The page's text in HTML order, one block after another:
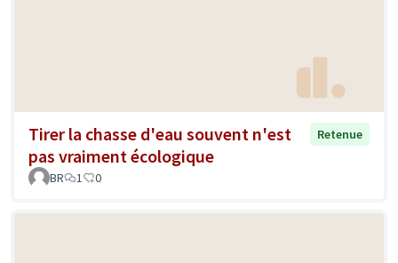
Tirer la chasse d'eau souvent n'est
pas vraiment écologique
Retenue
BR 1 0